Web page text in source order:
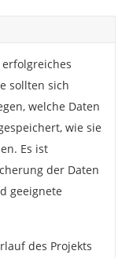
sollten sich
welche Daten
wie sie
Es ist
der Daten
geeignete
des Projekts